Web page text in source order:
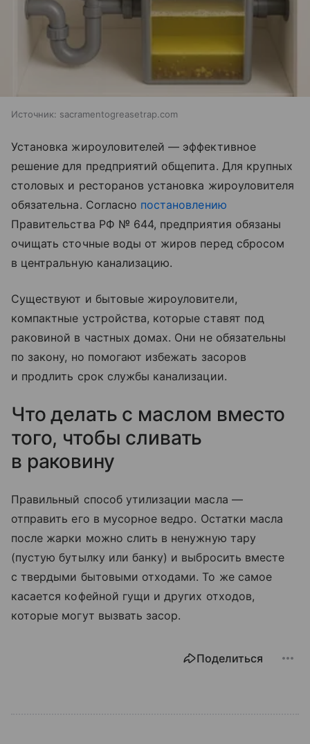
Источник: sacramentogreasetrap.com
Установка жироуловителей — эффективное
решение для предприятий общепита. Для крупных
столовых и ресторанов установка жироуловителя
обязательна. Согласно постановлению
Правительства РФ № 644, предприятия обязаны
очищать сточные воды от жиров перед сбросом
в центральную канализацию.
Существуют и бытовые жироуловители,
компактные устройства, которые ставят под
раковиной в частных домах. Они не обязательны
по закону, но помогают избежать засоров
и продлить срок службы канализации.
Что делать с маслом вместо
того, чтобы сливать
в раковину
Правильный способ утилизации масла —
отправить его в мусорное ведро. Остатки масла
после жарки можно слить в ненужную тару
(пустую бутылку или банку) и выбросить вместе
с твердыми бытовыми отходами. То же самое
касается кофейной гущи и других отходов,
которые могут вызвать засор.
Поделиться